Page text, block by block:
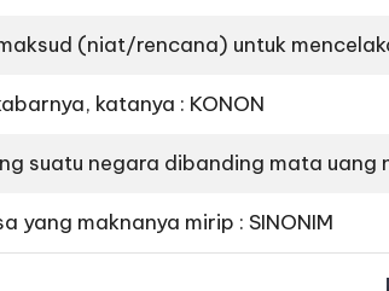
(niat/rencana) untuk
katanya : KONON
suatu negara dibanding mata uang
yang maknanya mirip : SINONIM